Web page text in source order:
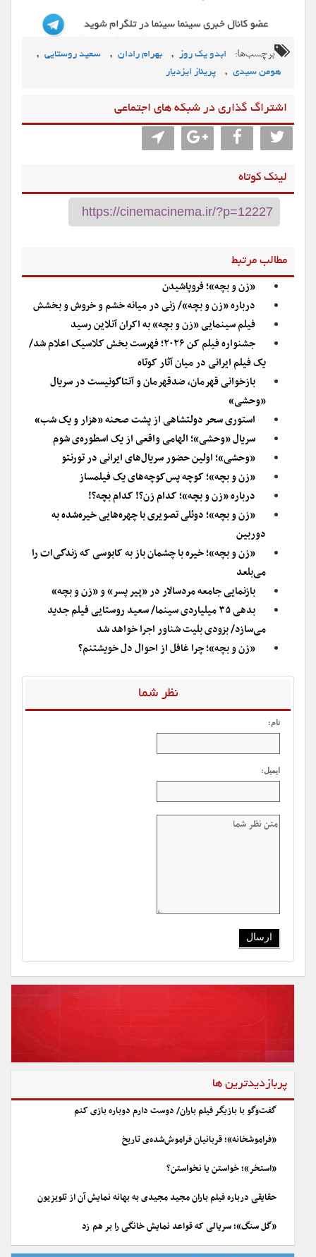
برچسب‌ها: ابدو یک روز , بهرام رادان , سعید روستایی ,
هومن سیدی , پریناز ایزدیار
اشتراگ گذاری در شبکه های اجتماعی
لینک کوتاه
مطالب مرتبط
«زن و بچه»؛ فروپاشیدن
درباره «زن و بچه»/ زنی در میانه خشم و خروش و بخشش
فیلم سینمایی «زن و بچه» به اکران آنلاین رسید
جشنواره فیلم کن ۲۰۲۶؛ فهرست بخش کلاسیک اعلام شد/
یک فیلم ایرانی در میان آثار کوتاه
بازخوانی قهرمان، ضدقهرمان و آنتاگونیست در سریال
«وحشی»
استوری سحر دولتشاهی از پشت صحنه «هزار و یک شب»
سریال «وحشی»؛ الهامی واقعی از یک اسطوره‌ی شوم
«وحشی»؛ اولین حضور سریال‌های ایرانی در تورنتو
«زن و بچه»؛ کوچه پس‌کوچه‌های یک فیلمساز
درباره «زن و بچه»؛ کدام زن؟! کدام بچه؟!
«زن و بچه»؛ دوئلی تصویری با چهره‌هایی خیره‌شده به
دوربین
«زن و بچه»؛ خیره با چشمان باز به کابوسی که زندگی‌ات را
می‌بلعد
بازنمایی جامعه مردسالار در «پیر پسر» و «زن و بچه»
بدهی ۳۵ میلیاردی سینما/ سعید روستایی فیلم جدید
می‌سازد/ بزودی بلیت شناور اجرا خواهد شد
«زن و بچه»؛ چرا غافل از احوال دل خویشتنم؟
نظر شما
نام:
ایمیل:
پربازدیدترین ها
گفت‌وگو با بازیگر فیلم باران/ دوست دارم دوباره بازی کنم
«فراموشخانه»؛ قربانیان فراموش‌شده‌ی تاریخ
«استخر»؛ خواستن یا نخواستن؟
حقایقی درباره فیلم باران مجید مجیدی به بهانه نمایش آن از تلویزیون
«گل سنگ»؛ سریالی که قواعد نمایش خانگی را بر هم زد